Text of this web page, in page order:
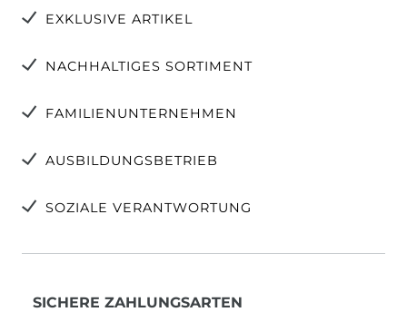
EXKLUSIVE ARTIKEL
NACHHALTIGES SORTIMENT
FAMILIENUNTERNEHMEN
AUSBILDUNGSBETRIEB
SOZIALE VERANTWORTUNG
SICHERE ZAHLUNGSARTEN